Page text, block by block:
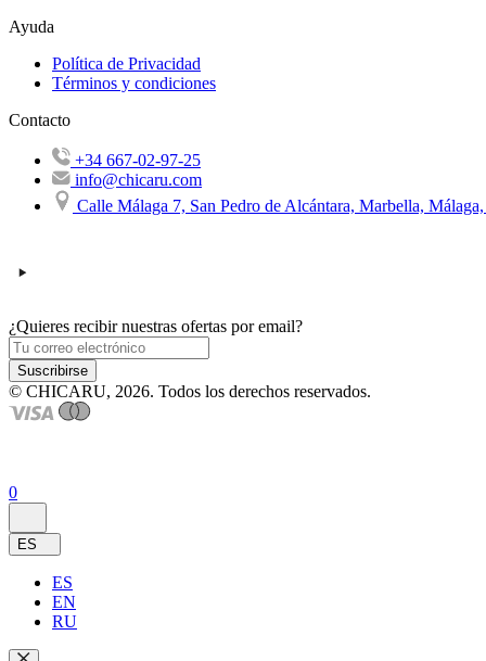
Ayuda
Política de Privacidad
Términos y condiciones
Contacto
+34 667-02-97-25
info@chicaru.com
Calle Málaga 7, San Pedro de Alcántara, Marbella, Málaga,
¿Quieres recibir nuestras ofertas por email?
Suscribirse
© CHICARU, 2026. Todos los derechos reservados.
0
ES
ES
EN
RU